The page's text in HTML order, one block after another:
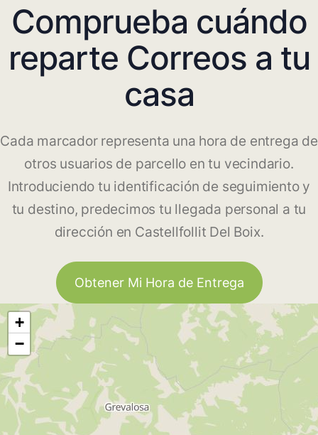
Comprueba cuándo
reparte Correos a tu
casa
Cada marcador representa una hora de entrega de
otros usuarios de parcello en tu vecindario.
Introduciendo tu identificación de seguimiento y
tu destino, predecimos tu llegada personal a tu
dirección en Castellfollit Del Boix.
Obtener Mi Hora de Entrega
+
−